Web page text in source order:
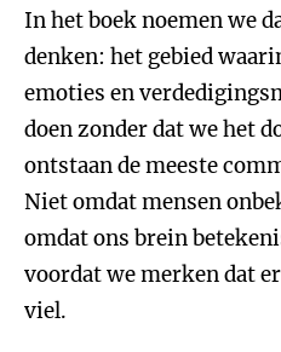
In het boek noemen we
denken: het gebied
emoties en
doen zonder dat we het
ontstaan de meeste
Niet omdat mensen
omdat ons brein
voordat we merken dat
viel.